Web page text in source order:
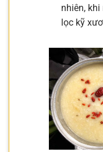
nhiên,
lọc kỹ